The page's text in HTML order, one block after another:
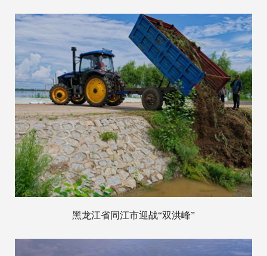
黑龙江省同江市迎战“双洪峰”